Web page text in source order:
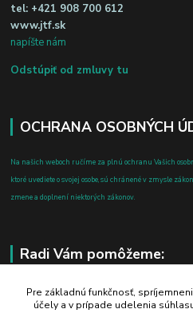
tel: +421 908 700 612
www.jtf.sk
napíšte nám
Odstúpiť od zmluvy tu
OCHRANA OSOBNÝCH
Na našich weboch ručíme za plnú ochranu Vašich
ktoré uvediete o svojej osobe, sú chránené v zmysle
zmene a doplnení niektorých zákonov.
Radi Vám pomôžeme:
+421 908 700 612
po-pia: 8.00 - 16.00
Pre základnú funkčnosť,
účely a v prípade udelenia